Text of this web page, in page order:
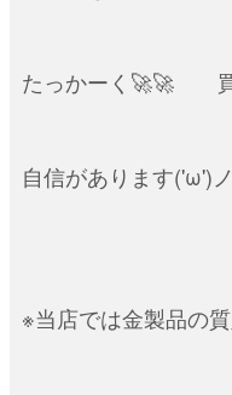
たっかーく🚀🚀 買
自信があります('ω')ノ
※当店では金製品の